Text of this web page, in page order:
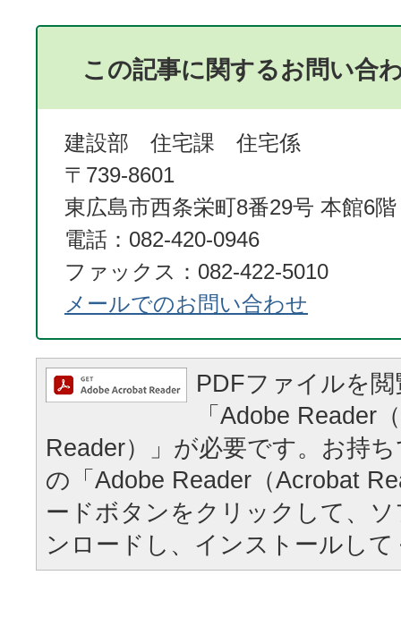
この記事に関するお問い合
建設部 住宅課 住宅係
〒739-8601
東広島市西条栄町8番29号 本館6階
電話：082-420-0946
ファックス：082-422-5010
メールでのお問い合わせ
PDFファイルを
「Adobe Reader
Reader）」が必要です。お持
の「Adobe Reader（Acrobat
ードボタンをクリックして、
ンロードし、インストールし